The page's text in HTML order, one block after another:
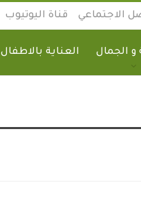
الاجتماعي قناة اليوتيوب
و الجمال العناية بالاطفال